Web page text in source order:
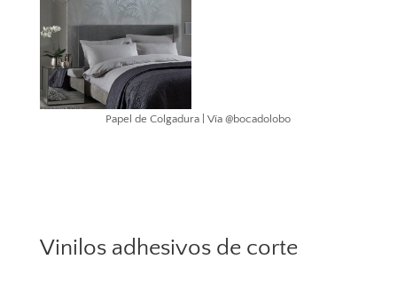
Papel de Colgadura | Vía @bocadolobo
Vinilos adhesivos de corte